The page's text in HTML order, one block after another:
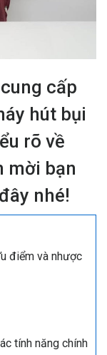
cấp
hút bụi
rõ về
mời bạn
nhé!
điểm và nhược
tính năng chính